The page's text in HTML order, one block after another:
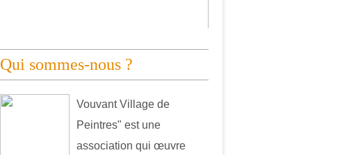
Qui sommes-nous ?
Vouvant Village de
Peintres" est une
association qui œuvre